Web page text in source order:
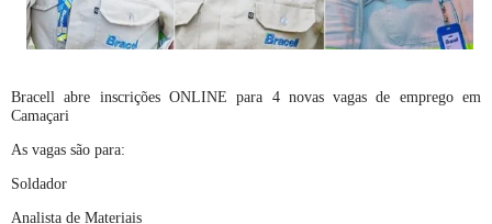
Bracell abre inscrições ONLINE para 4 novas vagas de emprego em
Camaçari
As vagas são para:
Soldador
Analista de Materiais